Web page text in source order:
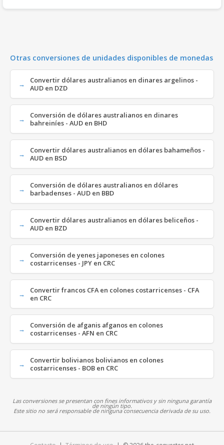
Otras conversiones de unidades disponibles de monedas
Convertir dólares australianos en dinares argelinos -
AUD en DZD
Conversión de dólares australianos en dinares
bahreiníes - AUD en BHD
Convertir dólares australianos en dólares bahameños -
AUD en BSD
Conversión de dólares australianos en dólares
barbadenses - AUD en BBD
Convertir dólares australianos en dólares beliceños -
AUD en BZD
Conversión de yenes japoneses en colones
costarricenses - JPY en CRC
Convertir francos CFA en colones costarricenses - CFA
en CRC
Conversión de afganis afganos en colones
costarricenses - AFN en CRC
Convertir bolivianos bolivianos en colones
costarricenses - BOB en CRC
Las conversiones se presentan con fines informativos y sin ninguna garantía
de ningún tipo.
Este sitio no será responsable de ninguna consecuencia derivada de su uso.